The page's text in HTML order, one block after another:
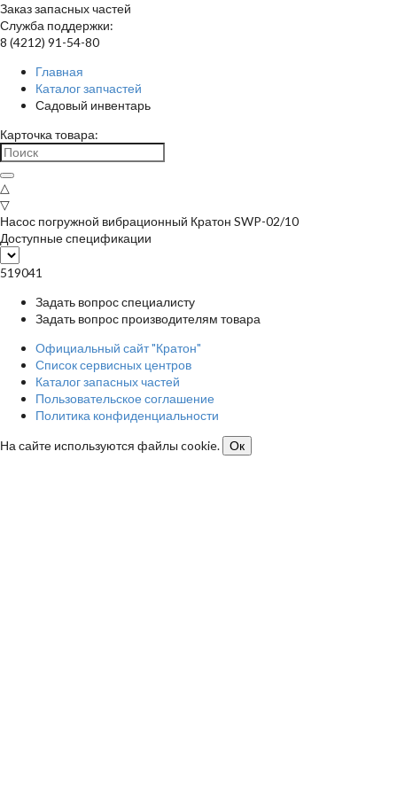
Заказ запасных частей
Служба поддержки:
8 (4212) 91-54-80
Главная
Каталог запчастей
Садовый инвентарь
Карточка товара:
△
▽
Насос погружной вибрационный Кратон SWP-02/10
Доступные спецификации
519041
Задать вопрос специалисту
Задать вопрос производителям товара
Официальный сайт "Кратон"
Список сервисных центров
Каталог запасных частей
Пользовательское соглашение
Политика конфиденциальности
На сайте используются файлы cookie.
Ок